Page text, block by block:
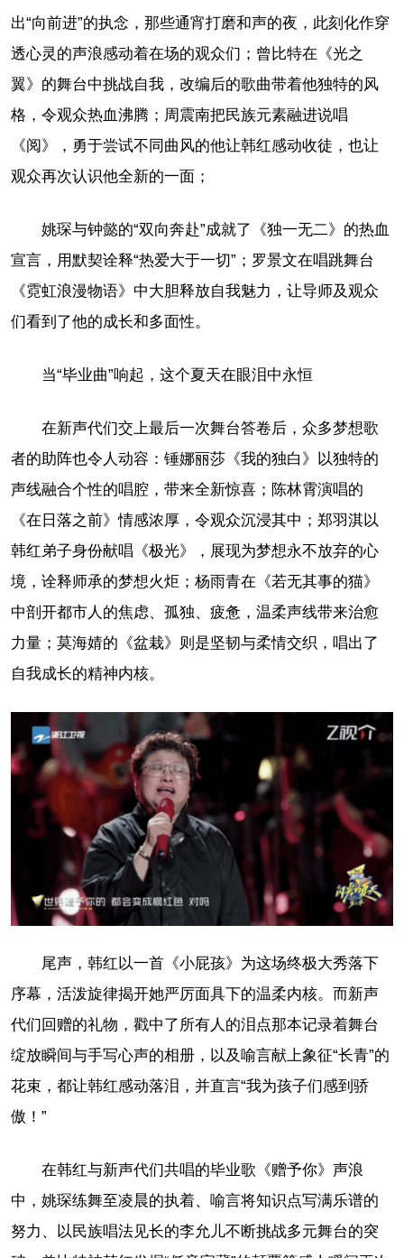
出“向前进”的执念，那些通宵打磨和声的夜，此刻化作穿
透心灵的声浪感动着在场的观众们；曾比特在《光之
翼》的舞台中挑战自我，改编后的歌曲带着他独特的风
格，令观众热血沸腾；周震南把民族元素融进说唱
《阅》，勇于尝试不同曲风的他让韩红感动收徒，也让
观众再次认识他全新的一面；
姚琛与钟懿的“双向奔赴”成就了《独一无二》的热血
宣言，用默契诠释“热爱大于一切”；罗景文在唱跳舞台
《霓虹浪漫物语》中大胆释放自我魅力，让导师及观众
们看到了他的成长和多面性。
当“毕业曲”响起，这个夏天在眼泪中永恒
在新声代们交上最后一次舞台答卷后，众多梦想歌
者的助阵也令人动容：锤娜丽莎《我的独白》以独特的
声线融合个性的唱腔，带来全新惊喜；陈林霄演唱的
《在日落之前》情感浓厚，令观众沉浸其中；郑羽淇以
韩红弟子身份献唱《极光》，展现为梦想永不放弃的心
境，诠释师承的梦想火炬；杨雨青在《若无其事的猫》
中剖开都市人的焦虑、孤独、疲惫，温柔声线带来治愈
力量；莫海婧的《盆栽》则是坚韧与柔情交织，唱出了
自我成长的精神内核。
尾声，韩红以一首《小屁孩》为这场终极大秀落下
序幕，活泼旋律揭开她严厉面具下的温柔内核。而新声
代们回赠的礼物，戳中了所有人的泪点那本记录着舞台
绽放瞬间与手写心声的相册，以及喻言献上象征“长青”的
花束，都让韩红感动落泪，并直言“我为孩子们感到骄
傲！”
在韩红与新声代们共唱的毕业歌《赠予你》声浪
中，姚琛练舞至凌晨的执着、喻言将知识点写满乐谱的
努力、以民族唱法见长的李允儿不断挑战多元舞台的突